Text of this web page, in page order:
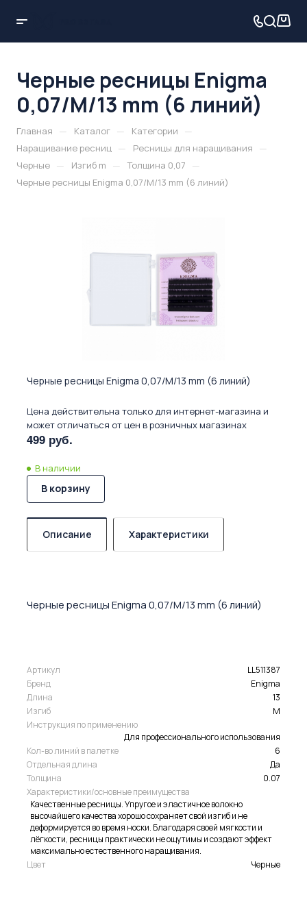
Черные ресницы Enigma
0,07/M/13 mm (6 линий)
Главная — Каталог — Категории —
Наращивание ресниц — Ресницы для наращивания —
Черные — Изгиб m — Толщина 0,07 —
Черные ресницы Enigma 0,07/M/13 mm (6 линий)
Черные ресницы Enigma 0,07/M/13 mm (6 линий)
Цена действительна только для интернет-магазина и
может отличаться от цен в розничных магазинах
499 руб.
В наличии
В корзину
Описание Характеристики
Черные ресницы Enigma 0,07/M/13 mm (6 линий)
Артикул
LL511387
Бренд
Enigma
Длина
13
Изгиб
M
Инструкция по применению
Для профессионального использования
Кол-во линий в палетке
6
Отдельная длина
Да
Толщина
0.07
Характеристики/основные преимущества
Качественные ресницы. Упругое и эластичное волокно
высочайшего качества хорошо сохраняет свой изгиб и не
деформируется во время носки. Благодаря своей мягкости и
лёгкости, ресницы практически не ощутимы и создают эффект
максимально естественного наращивания.
Цвет
Черные